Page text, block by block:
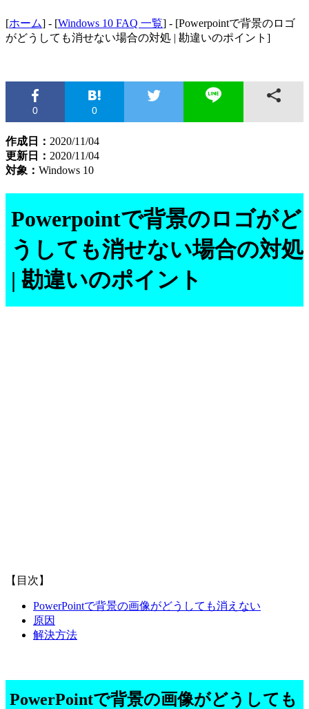
[ホーム] - [Windows 10 FAQ 一覧] - [Powerpointで背景のロゴ
がどうしても消せない場合の対処 | 勘違いのポイント]
0 0
作成日： 2020/11/04
更新日： 2020/11/04
対象： Windows 10
Powerpointで背景のロゴがど
うしても消せない場合の対処
| 勘違いのポイント
【目次】
PowerPointで背景の画像がどうしても消えない
原因
解決方法
PowerPointで背景の画像がどうしても